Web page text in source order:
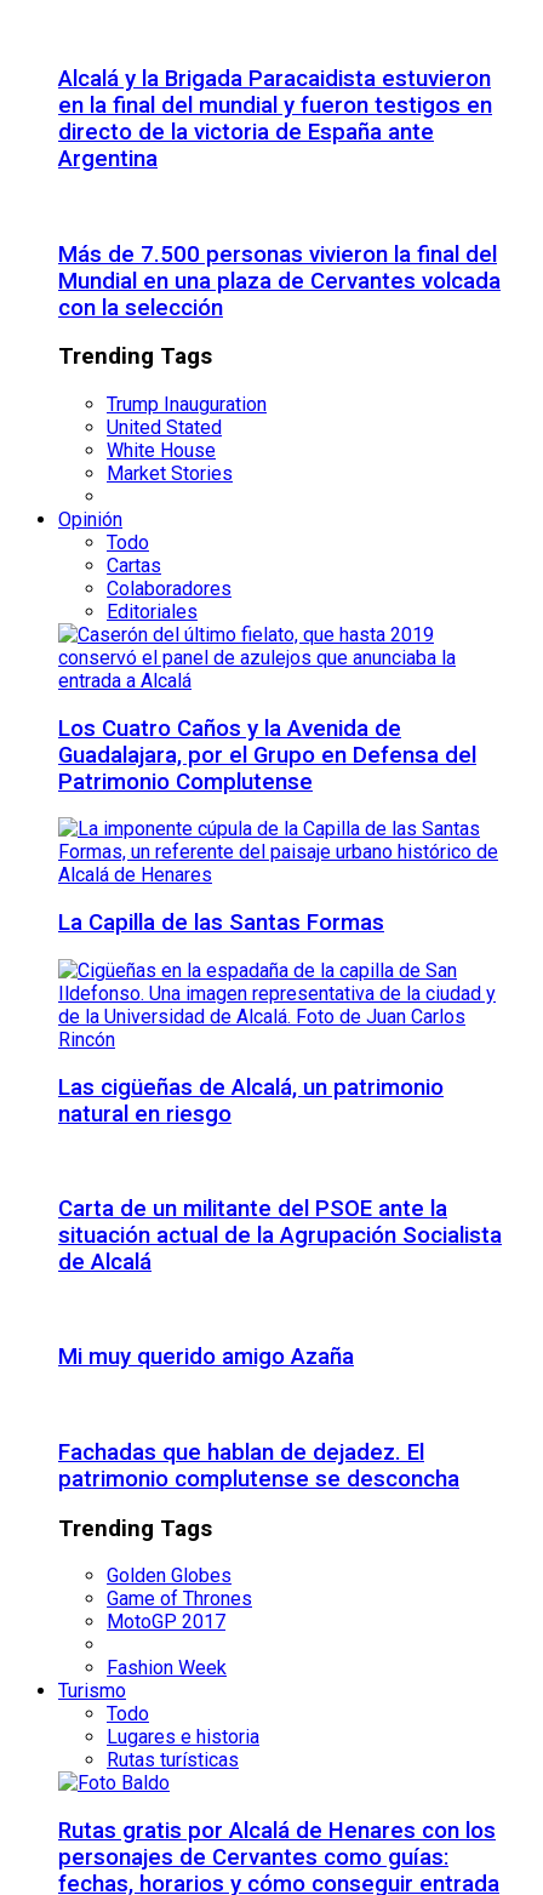
Alcalá y la Brigada Paracaidista estuvieron
en la final del mundial y fueron testigos en
directo de la victoria de España ante
Argentina
Más de 7.500 personas vivieron la final del
Mundial en una plaza de Cervantes volcada
con la selección
Trending Tags
Trump Inauguration
United Stated
White House
Market Stories
Opinión
Todo
Cartas
Colaboradores
Editoriales
Los Cuatro Caños y la Avenida de
Guadalajara, por el Grupo en Defensa del
Patrimonio Complutense
La Capilla de las Santas Formas
Las cigüeñas de Alcalá, un patrimonio
natural en riesgo
Carta de un militante del PSOE ante la
situación actual de la Agrupación Socialista
de Alcalá
Mi muy querido amigo Azaña
Fachadas que hablan de dejadez. El
patrimonio complutense se desconcha
Trending Tags
Golden Globes
Game of Thrones
MotoGP 2017
Fashion Week
Turismo
Todo
Lugares e historia
Rutas turísticas
Rutas gratis por Alcalá de Henares con los
personajes de Cervantes como guías:
fechas, horarios y cómo conseguir entrada